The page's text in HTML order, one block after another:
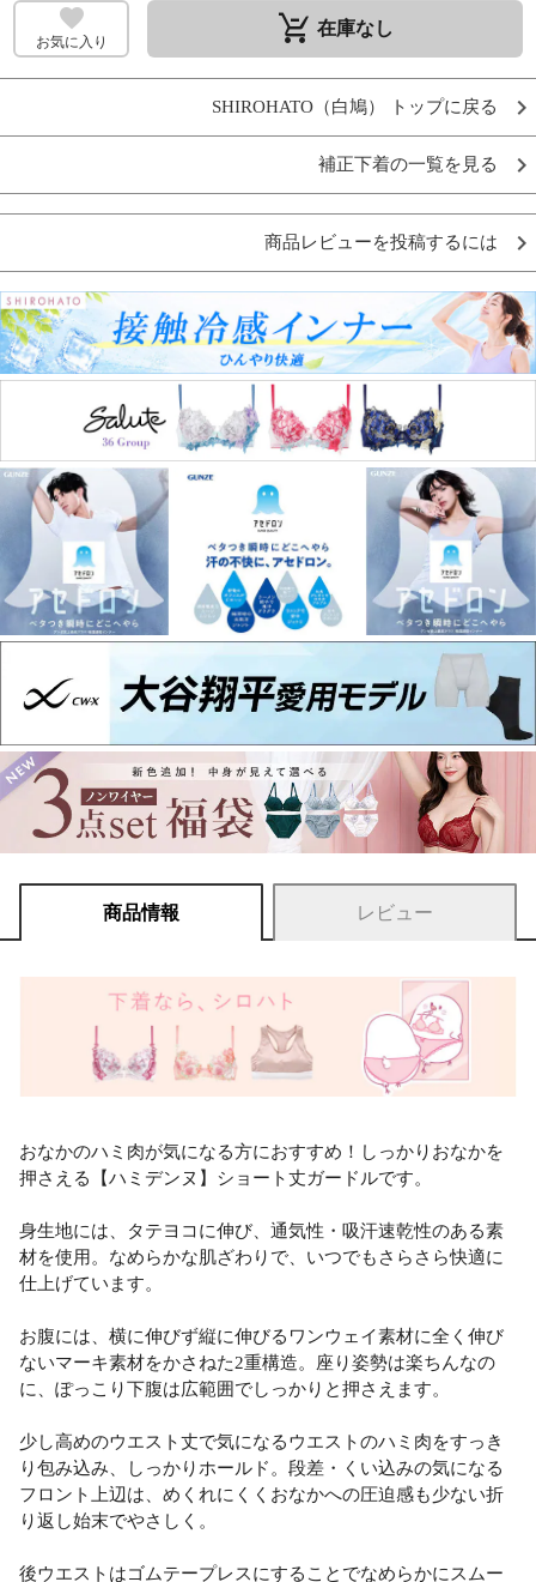
お気に入り remove_shopping_cart 在庫なし
SHIROHATO（白鳩） トップに戻る
補正下着の一覧を見る
商品レビューを投稿するには
商品情報 レビュー
おなかのハミ肉が気になる方におすすめ！しっかりおなかを
押さえる【ハミデンヌ】ショート丈ガードルです。
身生地には、タテヨコに伸び、通気性・吸汗速乾性のある素
材を使用。なめらかな肌ざわりで、いつでもさらさら快適に
仕上げています。
お腹には、横に伸びず縦に伸びるワンウェイ素材に全く伸び
ないマーキ素材をかさねた2重構造。座り姿勢は楽ちんなの
に、ぽっこり下腹は広範囲でしっかりと押さえます。
少し高めのウエスト丈で気になるウエストのハミ肉をすっき
り包み込み、しっかりホールド。段差・くい込みの気になる
フロント上辺は、めくれにくくおなかへの圧迫感も少ない折
り返し始末でやさしく。
後ウエストはゴムテープレスにすることでなめらかにスムー